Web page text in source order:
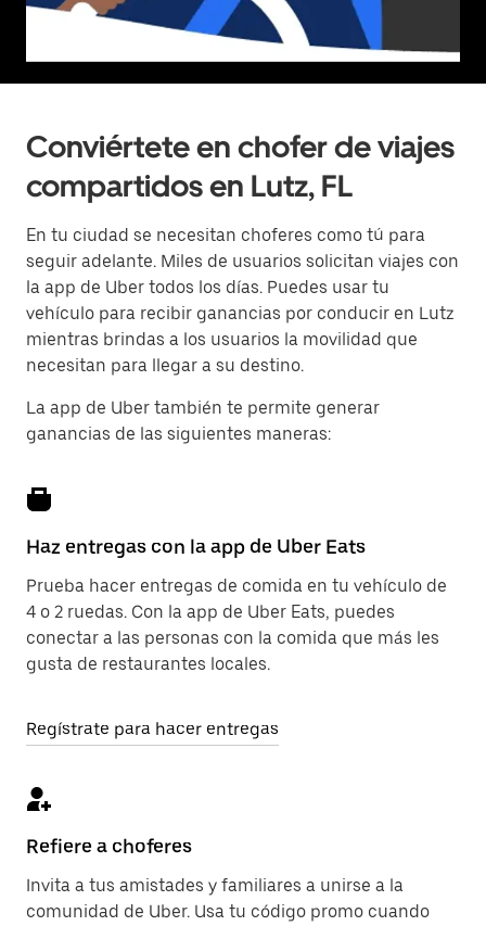
Conviértete en chofer de viajes
compartidos en Lutz, FL
En tu ciudad se necesitan choferes como tú para
seguir adelante. Miles de usuarios solicitan viajes con
la app de Uber todos los días. Puedes usar tu
vehículo para recibir ganancias por conducir en Lutz
mientras brindas a los usuarios la movilidad que
necesitan para llegar a su destino.
La app de Uber también te permite generar
ganancias de las siguientes maneras:
Haz entregas con la app de Uber Eats
Prueba hacer entregas de comida en tu vehículo de
4 o 2 ruedas. Con la app de Uber Eats, puedes
conectar a las personas con la comida que más les
gusta de restaurantes locales.
Regístrate para hacer entregas
Refiere a choferes
Invita a tus amistades y familiares a unirse a la
comunidad de Uber. Usa tu código promo cuando